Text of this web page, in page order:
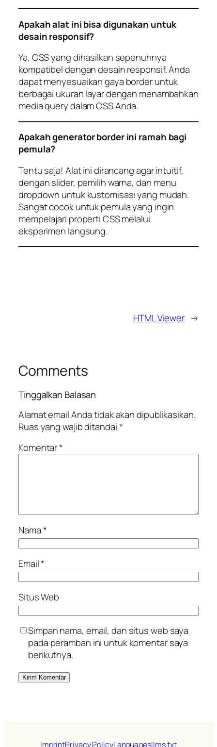
Apakah alat ini bisa digunakan untuk
desain responsif?
Ya, CSS yang dihasilkan sepenuhnya
kompatibel dengan desain responsif. Anda
dapat menyesuaikan gaya border untuk
berbagai ukuran layar dengan menambahkan
media query dalam CSS Anda.
Apakah generator border ini ramah bagi
pemula?
Tentu saja! Alat ini dirancang agar intuitif,
dengan slider, pemilih warna, dan menu
dropdown untuk kustomisasi yang mudah.
Sangat cocok untuk pemula yang ingin
mempelajari properti CSS melalui
eksperimen langsung.
HTML Viewer →
Comments
Tinggalkan Balasan
Alamat email Anda tidak akan dipublikasikan.
Ruas yang wajib ditandai*
Komentar*
Nama*
Email*
Situs Web
Simpan nama, email, dan situs web saya
pada peramban ini untuk komentar saya
berikutnya.
ImprintPrivacy PolicyLanguagesllms.txt